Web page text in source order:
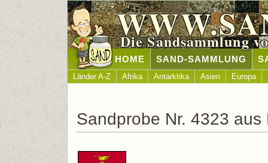
Die Sandsammlung
HOME SAND-SAMMLUNG
Länder A-Z Afrika Antarktika Asien Europa
Sandprobe Nr. 4323 aus